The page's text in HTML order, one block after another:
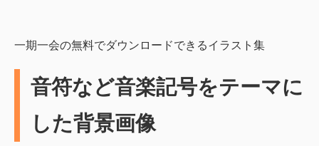
一期一会の無料でダウンロードできるイラスト集
音符など音楽記号をテーマに
した背景画像